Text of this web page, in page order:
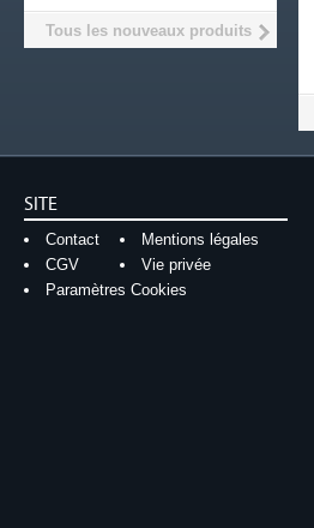
Tous les nouveaux produits
SITE
Contact
Mentions légales
CGV
Vie privée
Paramètres Cookies